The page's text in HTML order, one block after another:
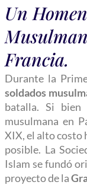
Un
Francia.
Durante la
soldados
batalla. Si bien
musulmana en
XIX, el alto costo
posible. La
Islam sefundó
proyecto de la